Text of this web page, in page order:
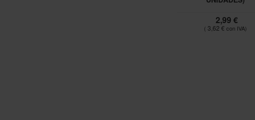
2,99 €
3,62 €